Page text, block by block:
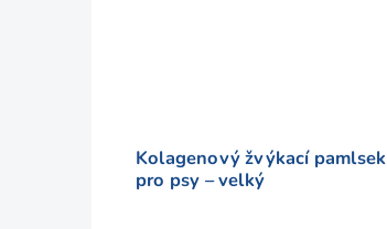
Kolagenový žvýkací pamlsek
pro psy – velký